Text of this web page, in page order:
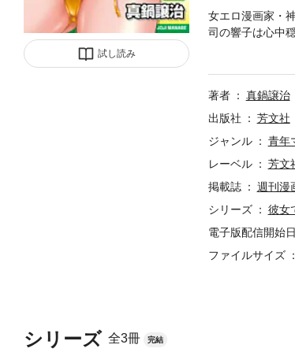
試し読み
シリーズ 全3冊 完結
女エロ漫画家・
司の響子は心中
ひながマンショ
著者
真鍋譲治
出版社
芳文社
ジャンル
青年
レーベル
芳文
掲載誌
週刊漫
シリーズ
彼女
電子版配信開始日
ファイルサイズ